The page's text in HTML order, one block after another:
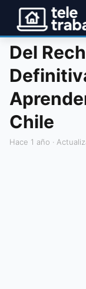
Del
Chile
hace 1 año ·